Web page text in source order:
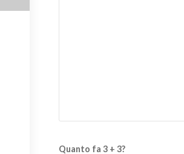
Quanto fa 3 + 3?